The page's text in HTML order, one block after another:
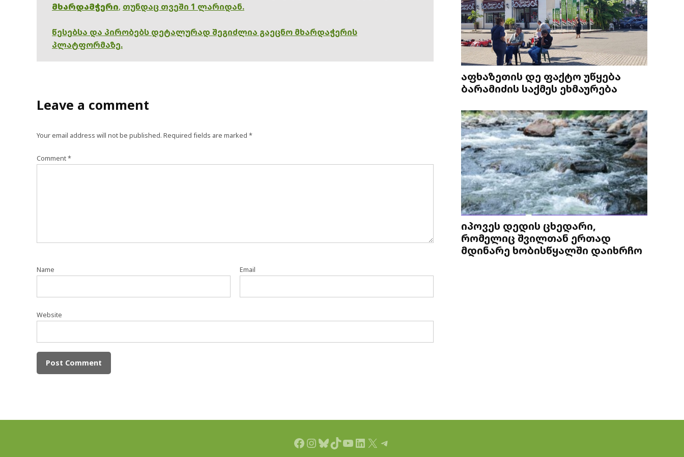
მხარდამჭერი, თუნდაც თვეში 1 ლარიდან.
წესებსა და პირობებს დეტალურად შეგიძლია გაეცნო მხარდაჭერის
პლატფორმაზე.
Leave a comment
Your email address will not be published. Required fields are marked *
Comment*
Name Email
Website
აფხაზეთის დე ფაქტო უწყება
ბარამიძის საქმეს ეხმაურება
იპოვეს დედის ცხედარი,
რომელიც შვილთან ერთად
მდინარე ხობისწყალში დაიხრჩო
Facebook
Instagram
Bluesky
TikTok
YouTube
LinkedIn
X Telegram